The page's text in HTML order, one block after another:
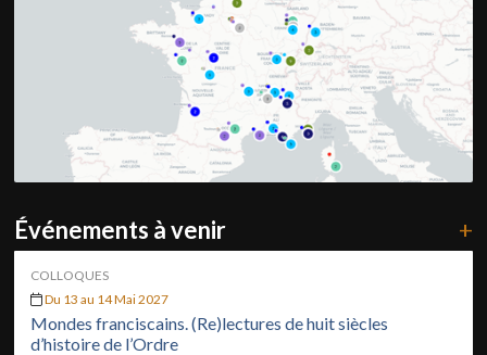
Événements à venir +
COLLOQUES
Du 13 au 14 Mai 2027
Mondes franciscains. (Re)lectures de huit siècles
d’histoire de l’Ordre